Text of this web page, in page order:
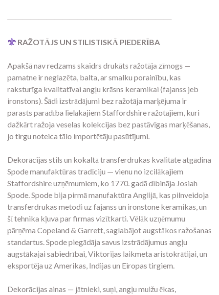
―――――――――――――――――――――
RAŽOTĀJS UN STILISTISKĀ PIEDERĪBA
Apakšā nav redzams skaidrs drukāts ražotāja zīmogs —
pamatne ir neglazēta, balta, ar smalku porainību, kas
raksturīga kvalitatīvai angļu krāsns keramikai (fajanss jeb
ironstons). Šādi izstrādājumi bez ražotāja marķējuma ir
parasts parādība lielākajiem Staffordshire ražotājiem, kuri
dažkārt ražoja veselas kolekcijas bez pastāvīgas marķēšanas,
jo tirgu noteica tālo importētāju pasūtījumi.
Dekorācijas stils un kokaltā transferdrukas kvalitāte atgādina
Spode manufaktūras tradīciju — vienu no izcilākajiem
Staffordshire uzņēmumiem, ko 1770. gadā dibināja Josiah
Spode. Spode bija pirmā manufaktūra Anglijā, kas pilnveidoja
transferdrukas metodi uz fajanss un ironstone keramikas, un
šī tehnika kļuva par firmas vizītkarti. Vēlāk uzņēmumu
pārņēma Copeland & Garrett, saglabājot augstākos ražošanas
standartus. Spode piegādāja savus izstrādājumus angļu
augstākajai sabiedrībai, Viktorijas laikmeta aristokrātijai, un
eksportēja uz Amerikas, Indijas un Eiropas tirgiem.
Dekorācijas ainas — jātnieki, suņi, angļu muižu ēkas,